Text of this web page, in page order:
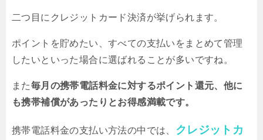
二つ目にクレジットカード決済が挙げられます。
ポイントを貯めたい、すべての支払いをまとめて管理
したいといった場合に選ばれることが多いですね。
また毎月の携帯電話料金に対するポイント還元、他に
も携帯補償があったりとお得感満載です。
携帯電話料金の支払い方法の中では、 クレジットカ